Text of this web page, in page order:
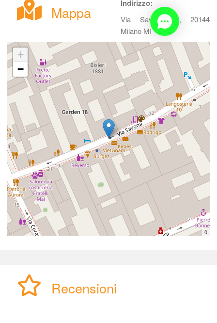
Mappa Indirizzo:
Via Savona, 2, 20144
Milano MI
+
−
0
Recensioni